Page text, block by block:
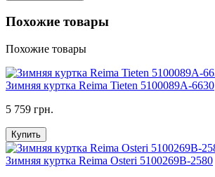
Похожие товары
Похожие товары
Зимняя куртка Reima Tieten 5100089A-6630
5 759 грн.
Купить
Зимняя куртка Reima Osteri 5100269B-2580